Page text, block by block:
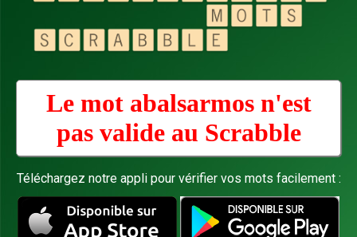
Le mot abalsarmos n'est
pas valide au Scrabble
Téléchargez notre appli pour vérifier vos mots facilement :